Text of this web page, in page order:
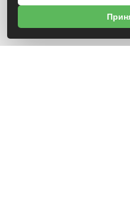
О НАС
УНП 791418934 ООО МАГАЗИН